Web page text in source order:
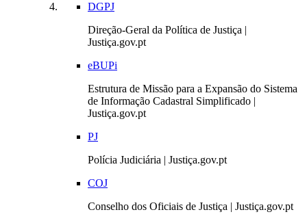
DGPJ
Direção-Geral da Política de Justiça |
Justiça.gov.pt
eBUPi
Estrutura de Missão para a Expansão do Sistema
de Informação Cadastral Simplificado |
Justiça.gov.pt
PJ
Polícia Judiciária | Justiça.gov.pt
COJ
Conselho dos Oficiais de Justiça | Justiça.gov.pt